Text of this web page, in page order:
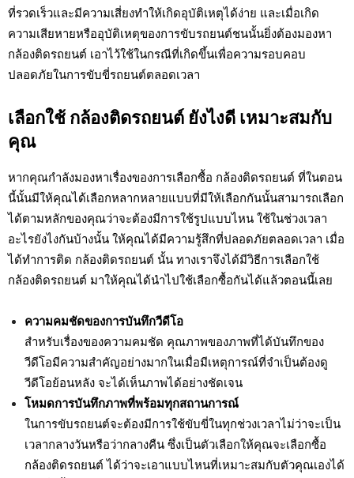
ที่รวดเร็วและมีความเสี่ยงทำให้เกิดอุบัติเหตุได้ง่าย และเมื่อเกิด
ความเสียหายหรืออุบัติเหตุของการขับรถยนต์ชนนั้นยิ่งต้องมองหา
กล้องติดรถยนต์ เอาไว้ใช้ในกรณีที่เกิดขึ้นเพื่อความรอบคอบ
ปลอดภัยในการขับขี่รถยนต์ตลอดเวลา
เลือกใช้ กล้องติดรถยนต์ ยังไงดี เหมาะสมกับ
คุณ
หากคุณกำลังมองหาเรื่องของการเลือกซื้อ กล้องติดรถยนต์ ที่ในตอน
นี้นั้นมีให้คุณได้เลือกหลากหลายแบบที่มีให้เลือกกันนั้นสามารถเลือก
ได้ตามหลักของคุณว่าจะต้องมีการใช้รูปแบบไหน ใช้ในช่วงเวลา
อะไรยังไงกันบ้างนั้น ให้คุณได้มีความรู้สึกที่ปลอดภัยตลอดเวลา เมื่อ
ได้ทำการติด กล้องติดรถยนต์ นั้น ทางเราจึงได้มีวิธีการเลือกใช้
กล้องติดรถยนต์ มาให้คุณได้นำไปใช้เลือกซื้อกันได้แล้วตอนนี้เลย
ความคมชัดของการบันทึกวีดีโอ
สำหรับเรื่องของความคมชัด คุณภาพของภาพที่ได้บันทึกของ
วีดีโอมีความสำคัญอย่างมากในเมื่อมีเหตุการณ์ที่จำเป็นต้องดู
วีดีโอย้อนหลัง จะได้เห็นภาพได้อย่างชัดเจน
โหมดการบันทึกภาพที่พร้อมทุกสถานการณ์
ในการขับรถยนต์จะต้องมีการใช้ขับขี่ในทุกช่วงเวลาไม่ว่าจะเป็น
เวลากลางวันหรือว่ากลางคืน ซึ่งเป็นตัวเลือกให้คุณจะเลือกซื้อ
กล้องติดรถยนต์ ได้ว่าจะเอาแบบไหนที่เหมาะสมกับตัวคุณเองได้